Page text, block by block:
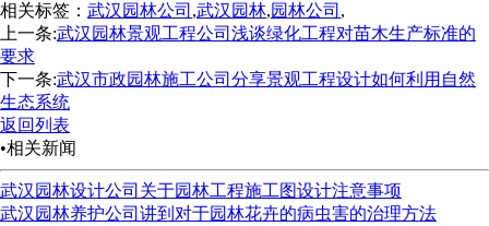
相关标签： 武汉园林公司 ,武汉园林,园林公司 ,
上一条:武汉园林景观工程公司浅谈绿化工程对苗木生产标准的
要求
下一条:武汉市政园林施工公司分享景观工程设计如何利用自然
生态系统
返回列表
•相关新闻
武汉园林设计公司关于园林工程施工图设计注意事项
武汉园林养护公司讲到对于园林花卉的病虫害的治理方法